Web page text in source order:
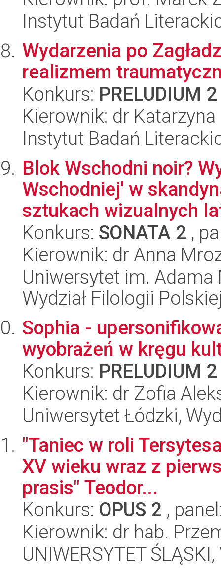
Instytut Badań
Wydarzenia po
realizmem
Konkurs: PRELUDIUM 2
Kierownik: dr
Instytut Badań
Blok Wschodni noir?
Wschodniej' w
sztukach wizualnych
Konkurs: SONATA 2 ,
Kierownik: dr Anna
Uniwersytet im.
Wydział Filologii
Sophia -
wyobrażeń w kręgu
Konkurs: PRELUDIUM 2
Kierownik: dr Zofia
Uniwersytet Łódzki,
"Taniec w roli
XV wieku wraz z
prasis" Teodor...
Konkurs: OPUS 2 ,
Kierownik: dr hab.
UNIWERSYTET